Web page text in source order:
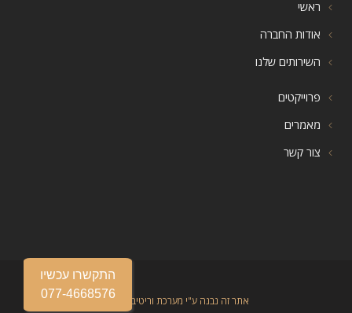
ראשי
אודות החברה
השירותים שלנו
פרוייקטים
מאמרים
צור קשר
אתר זה נבנה ע"י מערכת וריטיב אתרים
התקשרו עכשיו
077-4668576